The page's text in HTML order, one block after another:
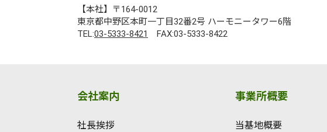
【本社】〒164-0012
東京都中野区本町一丁目32番2号 ハーモニータワー6階
TEL:03-5333-8421 FAX:03-5333-8422
会社案内
社長挨拶
事業所概要
当基地概要